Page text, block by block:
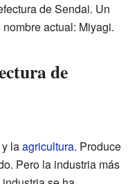
de Sendai. Un
actual: Miyagi.
de
y laagricultura. Produce
Pero la industria más